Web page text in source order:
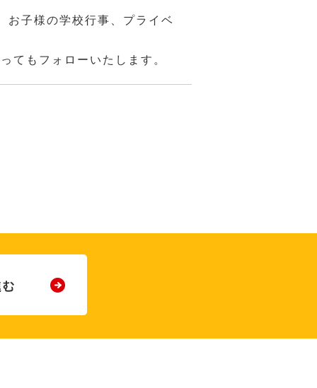
お子様の学校行事、プライベ
てもフォローいたします。